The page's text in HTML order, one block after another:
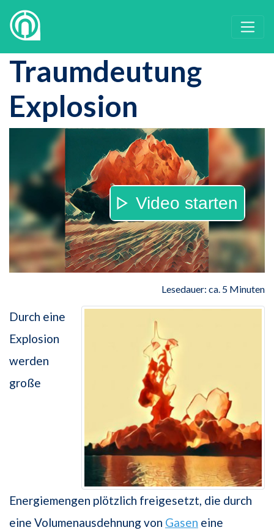
Traumdeutung
Explosion
Video starten
Lesedauer: ca. 5 Minuten
Durch eine
Explosion
werden
große
Energiemengen plötzlich freigesetzt, die durch
eine Volumenausdehnung von Gasen eine